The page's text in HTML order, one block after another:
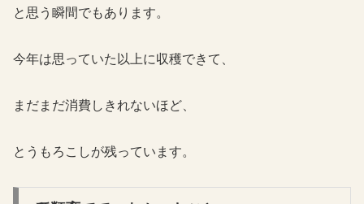
と思う瞬間でもあります。
今年は思っていた以上に収穫できて、
まだまだ消費しきれないほど、
とうもろこしが残っています。